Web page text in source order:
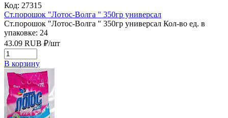
Код: 27315
Ст.порошок "Лотос-Волга " 350гр универсал
Ст.порошок "Лотос-Волга " 350гр универсал Кол-во ед. в
упаковке: 24
43.09 RUB ₽/шт
В корзину